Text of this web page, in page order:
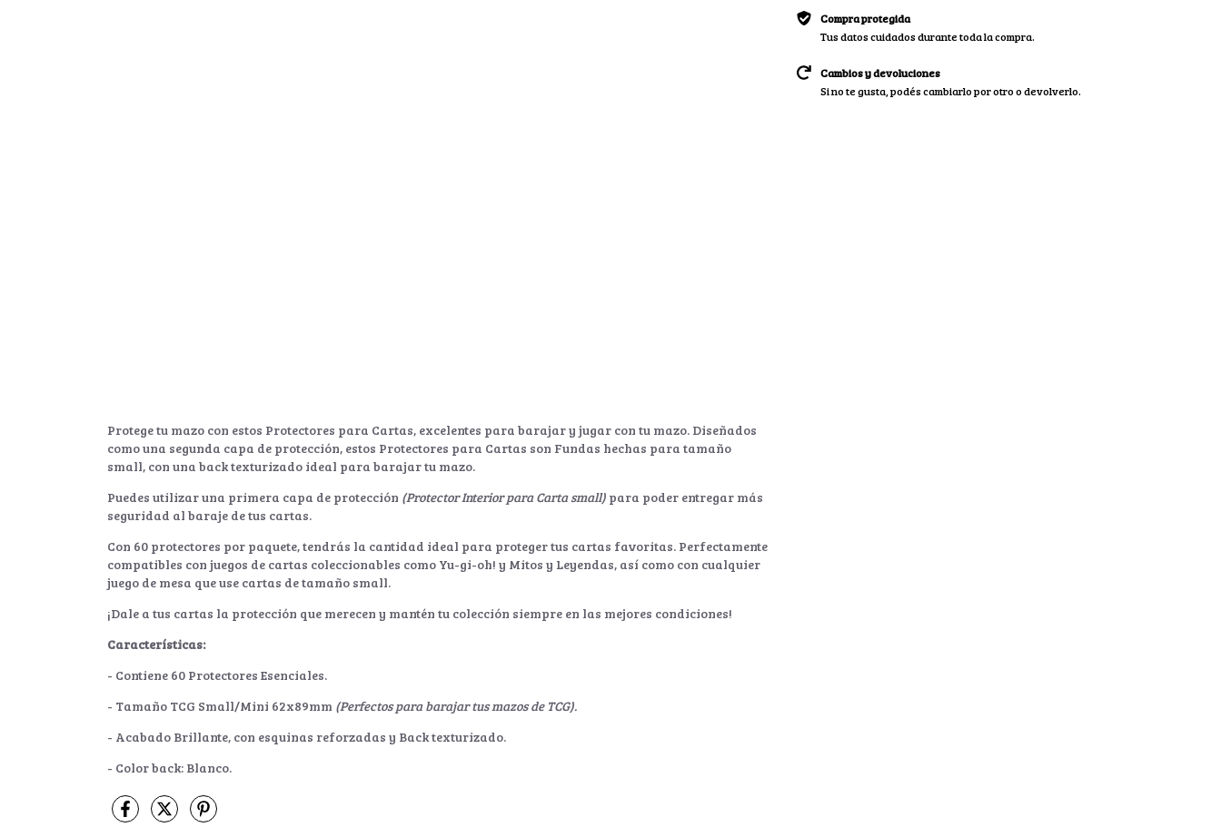
Protege tu mazo con estos Protectores para Cartas, excelentes para barajar y jugar con tu mazo. Diseñados
como una segunda capa de protección, estos Protectores para Cartas son Fundas hechas para tamaño
small, con una back texturizado ideal para barajar tu mazo.
Puedes utilizar una primera capa de protección (Protector Interior para Carta small) para poder entregar más
seguridad al baraje de tus cartas.
Con 60 protectores por paquete, tendrás la cantidad ideal para proteger tus cartas favoritas. Perfectamente
compatibles con juegos de cartas coleccionables como Yu-gi-oh! y Mitos y Leyendas, así como con cualquier
juego de mesa que use cartas de tamaño small.
¡Dale a tus cartas la protección que merecen y mantén tu colección siempre en las mejores condiciones!
Características:
- Contiene 60 Protectores Esenciales.
- Tamaño TCG Small/Mini 62x89mm (Perfectos para barajar tus mazos de TCG).
- Acabado Brillante, con esquinas reforzadas y Back texturizado.
- Color back: Blanco.
Compra protegida
Tus datos cuidados durante toda la compra.
Cambios y devoluciones
Si no te gusta, podés cambiarlo por otro o devolverlo.